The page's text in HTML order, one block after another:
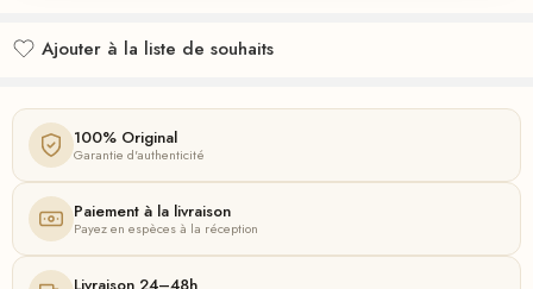
Ajouter à la liste de souhaits
100% Original
Garantie d'authenticité
Paiement à la livraison
Payez en espèces à la réception
Livraison 24–48h